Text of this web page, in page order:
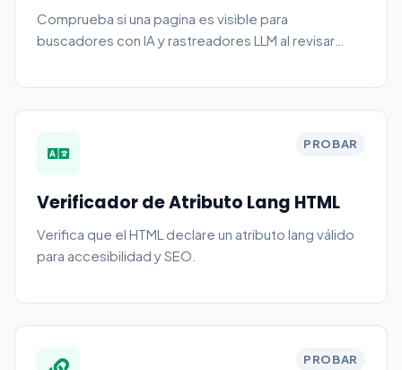
Comprueba si una pagina es visible para
buscadores con IA y rastreadores LLM al revisar
dependencias de JavaScript.
PROBAR
Verificador de Atributo Lang HTML
Verifica que el HTML declare un atributo lang válido
para accesibilidad y SEO.
PROBAR